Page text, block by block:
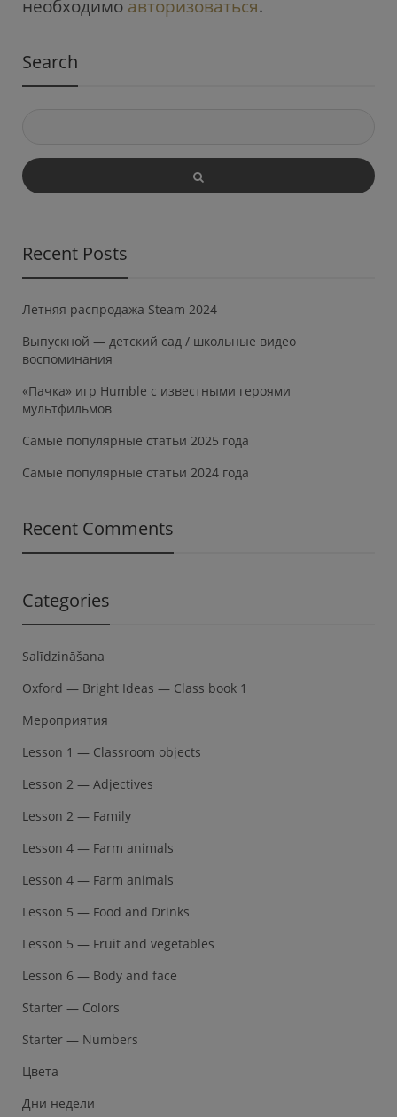
необходимо авторизоваться.
Search
Recent Posts
Летняя распродажа Steam 2024
Выпускной — детский сад / школьные видео
воспоминания
«Пачка» игр Humble с известными героями
мультфильмов
Самые популярные статьи 2025 года
Самые популярные статьи 2024 года
Recent Comments
Categories
Salīdzināšana
Oxford — Bright Ideas — Class book 1
Мероприятия
Lesson 1 — Classroom objects
Lesson 2 — Adjectives
Lesson 2 — Family
Lesson 4 — Farm animals
Lesson 4 — Farm animals
Lesson 5 — Food and Drinks
Lesson 5 — Fruit and vegetables
Lesson 6 — Body and face
Starter — Colors
Starter — Numbers
Цвета
Дни недели